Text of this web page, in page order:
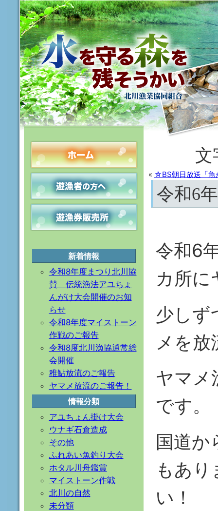
文
« ☆BS朝日放送「魚
令和6
令和6
カ所に
少しず
メを
ヤマメ
です。
国道か
もあ
い！
新着情報
令和8年度まつり北川協
賛 伝統漁法アユちょ
んがけ大会開催のお知
らせ
令和8年度マイストーン
作戦のご報告
令和8度北川漁協通常総
会開催
稚鮎放流のご報告
ヤマメ放流のご報告！
情報分類
アユちょん掛け大会
ウナギ石倉造成
その他
ふれあい魚釣り大会
ホタル川舟鑑賞
マイストーン作戦
北川の自然
未分類